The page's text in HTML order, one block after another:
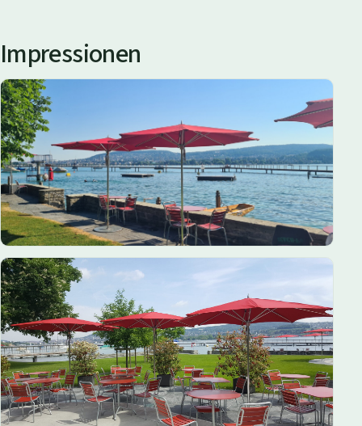
Impressionen